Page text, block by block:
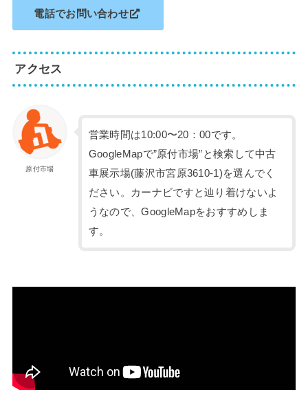
電話でお問い合わせ
アクセス
原付市場
営業時間は10:00〜20：00です。
GoogleMapで”原付市場”と検索して中古
車展示場(藤沢市宮原3610-1)を選んでく
ださい。カーナビですと辿り着けないよ
うなので、GoogleMapをおすすめしま
す。